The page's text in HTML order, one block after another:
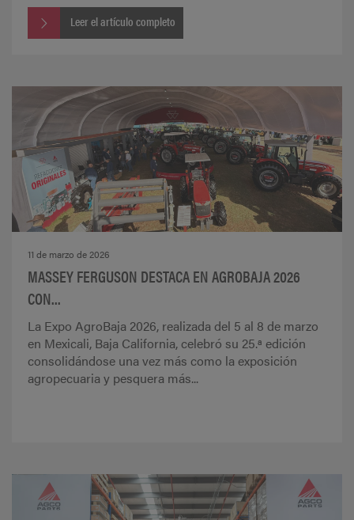
Leer el artículo completo
11 de marzo de 2026
MASSEY FERGUSON DESTACA EN AGROBAJA 2026
CON...
La Expo AgroBaja 2026, realizada del 5 al 8 de marzo
en Mexicali, Baja California, celebró su 25.ª edición
consolidándose una vez más como la exposición
agropecuaria y pesquera más...